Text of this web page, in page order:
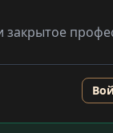
закрытое